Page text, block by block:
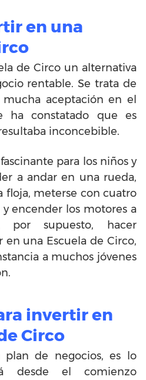
en una
de Circo un alternativa
rentable. Se trata de
aceptación en el
ha constatado que es
inconcebible.
para los niños y
a andar en una rueda,
floja, meterse con cuatro
encender los motores a
por supuesto, hacer
en una Escuela de Circo,
a muchos jóvenes
invertir en
Circo
plan de negocios, es lo
desde el comienzo